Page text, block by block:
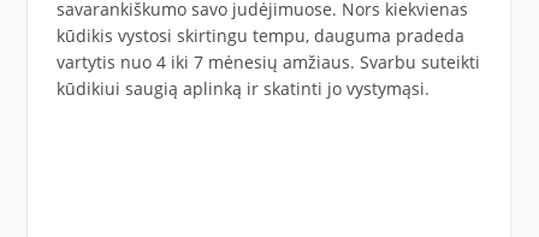
savarankiškumo savo judėjimuose. Nors kiekvienas
kūdikis vystosi skirtingu tempu, dauguma pradeda
vartytis nuo 4 iki 7 mėnesių amžiaus. Svarbu suteikti
kūdikiui saugią aplinką ir skatinti jo vystymąsi.